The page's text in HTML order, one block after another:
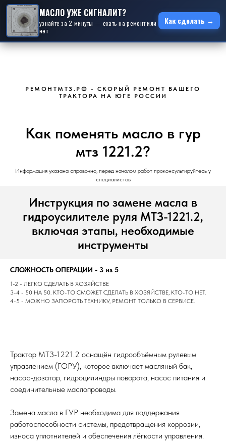
МАСЛО УЖЕ СИГНАЛИТ?
узнайте за 2 минуты — ехать на ремонт или
нет
Как сделать →
РЕМОНТМТЗ.РФ - СКОРЫЙ РЕМОНТ ВАШЕГО
ТРАКТОРА НА ЮГЕ РОССИИ
Как поменять масло в гур
мтз 1221.2?
Информация указана справочно, перед началом работ проконсультируйтесь у
специалистов
Инструкция по замене масла в
гидроусилителе руля МТЗ-1221.2,
включая этапы, необходимые
инструменты
СЛОЖНОСТЬ ОПЕРАЦИИ - 3 из 5
1-2 - ЛЕГКО СДЕЛАТЬ В ХОЗЯЙСТВЕ
3-4 - 50 НА 50. КТО-ТО СМОЖЕТ СДЕЛАТЬ В ХОЗЯЙСТВЕ, КТО-ТО НЕТ.
4-5 - МОЖНО ЗАПОРОТЬ ТЕХНИКУ, РЕМОНТ ТОЛЬКО В СЕРВИСЕ.
Трактор МТЗ-1221.2 оснащён гидрообъёмным рулевым
управлением (ГОРУ), которое включает масляный бак,
насос-дозатор, гидроцилиндры поворота, насос питания и
соединительные маслопроводы.
Замена масла в ГУР необходима для поддержания
работоспособности системы, предотвращения коррозии,
износа уплотнителей и обеспечения лёгкости управления.